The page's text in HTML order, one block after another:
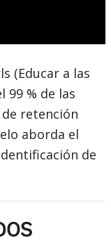
(Educar a las
99 % de las
retención
aborda el
de